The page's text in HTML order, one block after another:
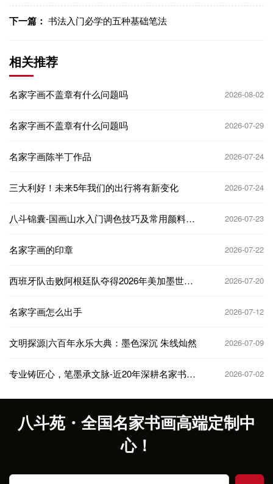
下一篇： 书法入门必学的五种基础笔法
相关推荐
名家字画不盖章有什么问题吗 2026-08-02
名家字画不盖章有什么问题吗 2026-07-29
名家字画陈半丁作品 2026-07-24
三大利好！未来5年我们的出行将有新变化 2026-07-24
八斗锦囊-国画山水入门调色技巧及常用颜料搭
2026-07-23
名家字画的印章 2026-07-22
西班牙队击败阿根廷队夺得2026年美加墨世界
2026-07-20
名家字画怎么出手 2026-07-12
文明探源|六百年永乐大典：墨色深沉 朱线灿然 2026-07-09
专业铸匠心，笔墨承文脉-近20年深耕名家书法
2026-07-02
八斗苑・全国名家书画高端定制中
心！